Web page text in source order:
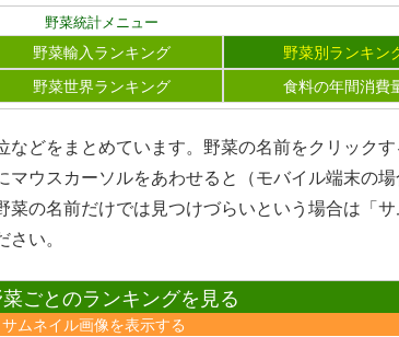
野菜統計メニュー
野菜輸入ランキング
野菜別ランキン
野菜世界ランキング 食料の年間消費
どをまとめています。野菜の名前をクリック
ウスカーソルをあわせると（モバイル端末の
菜の名前だけでは見つけづらいという場合は「
い。
ごとのランキングを見る
サムネイル画像を表示する